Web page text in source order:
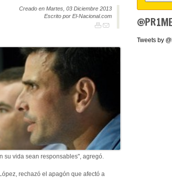
Creado en Martes, 03 Diciembre 2013
Escrito por El-Nacional.com
su vida sean responsables", agregó.
rechazó el apagón que afectó a
Tweets by